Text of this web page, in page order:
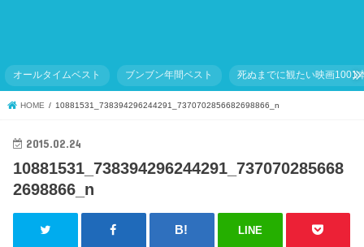
オールタイムベスト ブンブン年間ベスト 死ぬまでに観たい映画1001
HOME 10881531_738394296244291_7370702856682698866_n
2015.02.24
10881531_738394296244291_737070285668
2698866_n
LINE